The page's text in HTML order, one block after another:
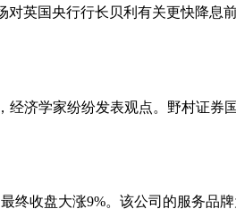
英国央行行长贝利有关更快降息
济学家纷纷发表观点。野村证券
收盘大涨9%。该公司的服务品